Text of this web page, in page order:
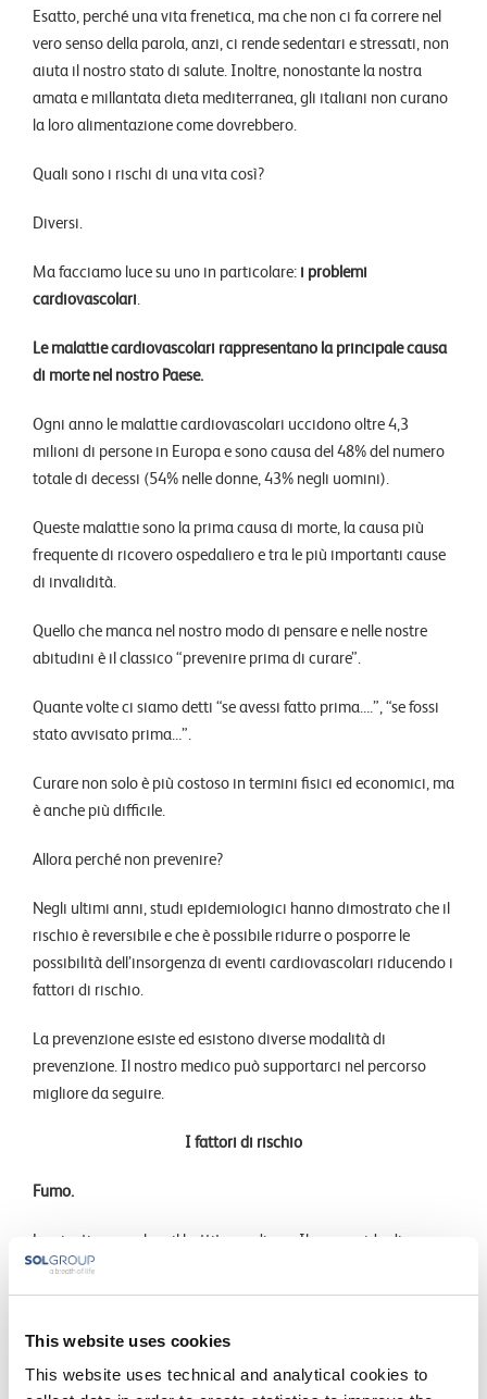
This website uses cookies
This website uses technical and analytical cookies to
Esatto, perché una vita frenetica, ma che non ci fa correre nel
vero senso della parola, anzi, ci rende sedentari e stressati, non
aiuta il nostro stato di salute. Inoltre, nonostante la nostra
amata e millantata dieta mediterranea, gli italiani non curano
la loro alimentazione come dovrebbero.
Quali sono i rischi di una vita così?
Diversi.
Ma facciamo luce su uno in particolare: i problemi
cardiovascolari.
Le malattie cardiovascolari rappresentano la principale causa
di morte nel nostro Paese.
Ogni anno le malattie cardiovascolari uccidono oltre 4,3
milioni di persone in Europa e sono causa del 48% del numero
totale di decessi (54% nelle donne, 43% negli uomini).
Queste malattie sono la prima causa di morte, la causa più
frequente di ricovero ospedaliero e tra le più importanti cause
di invalidità.
Quello che manca nel nostro modo di pensare e nelle nostre
abitudini è il classico “prevenire prima di curare”.
Quante volte ci siamo detti “se avessi fatto prima….”, “se fossi
stato avvisato prima…”.
Curare non solo è più costoso in termini fisici ed economici, ma
è anche più difficile.
Allora perché non prevenire?
Negli ultimi anni, studi epidemiologici hanno dimostrato che il
rischio è reversibile e che è possibile ridurre o posporre le
possibilità dell’insorgenza di eventi cardiovascolari riducendo i
fattori di rischio.
La prevenzione esiste ed esistono diverse modalità di
prevenzione. Il nostro medico può supportarci nel percorso
migliore da seguire.
I fattori di rischio
Fumo.
La nicotina accelera il battito cardiaco. Il monossido di
carbonio diminuisce la quantità di ossigeno presente nel
sangue e favorisce lo sviluppo dell’aterosclerosi.
Pressione arteriosa.
Una pressione arteriosa elevata costringe il cuore a un